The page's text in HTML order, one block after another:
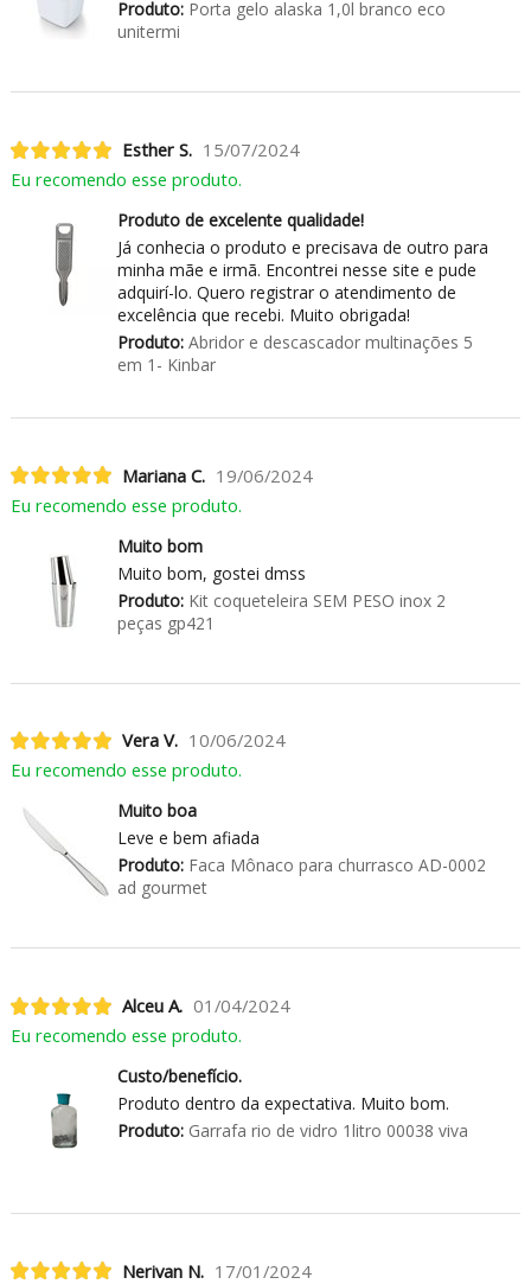
Produto:Porta gelo alaska 1,0l branco eco
unitermi
Esther S. 15/07/2024
Eu recomendo esse produto.
Produto de excelente qualidade!
Já conhecia o produto e precisava de outro para
minha mãe e irmã. Encontrei nesse site e pude
adquirí-lo. Quero registrar o atendimento de
excelência que recebi. Muito obrigada!
Produto:Abridor e descascador multinações 5
em 1- Kinbar
Mariana C. 19/06/2024
Eu recomendo esse produto.
Muito bom
Muito bom, gostei dmss
Produto:Kit coqueteleira SEM PESO inox 2
peças gp421
Vera V. 10/06/2024
Eu recomendo esse produto.
Muito boa
Leve e bem afiada
Produto:Faca Mônaco para churrasco AD-0002
ad gourmet
Alceu A. 01/04/2024
Eu recomendo esse produto.
Custo/benefício.
Produto dentro da expectativa. Muito bom.
Produto:Garrafa rio de vidro 1litro 00038 viva
Nerivan N. 17/01/2024